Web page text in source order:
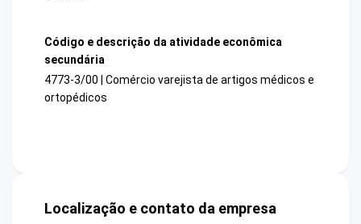
Código e descrição da atividade econômica
secundária
4773-3/00 | Comércio varejista de artigos médicos e
ortopédicos
Localização e contato da empresa